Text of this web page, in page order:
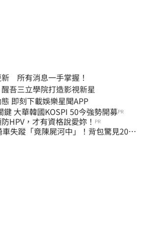
所有消息一手掌握！
吾三立學院打造影視新星
一手掌握明星動態 即刻下載娛樂星聞APP
鍵 大華韓國KOSPI 50今強勢開募PR
HPV，才有資格說愛妳！ PR
失蹤「竟陳屍河中」！背包驚見20kg